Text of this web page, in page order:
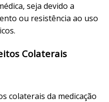
seja devido a
ou resistência ao uso
Colaterais
colaterais da medicação